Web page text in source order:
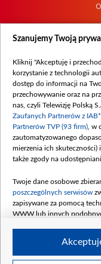
Szanujemy Twoją
Kliknij "Akceptuję i
korzystanie z technologii
dostęp do informacji na
przechowywanie oraz na
nas, czyli Telewizję Polską
Zaufanych Partnerów z
Partnerów TVP (93 firm) ,
zautomatyzowanego
mierzenia ich skuteczności)
także zgody na
Twoje dane osobowe
poszczególnych serwisów
zapisywane za pomocą
WWW lub innych